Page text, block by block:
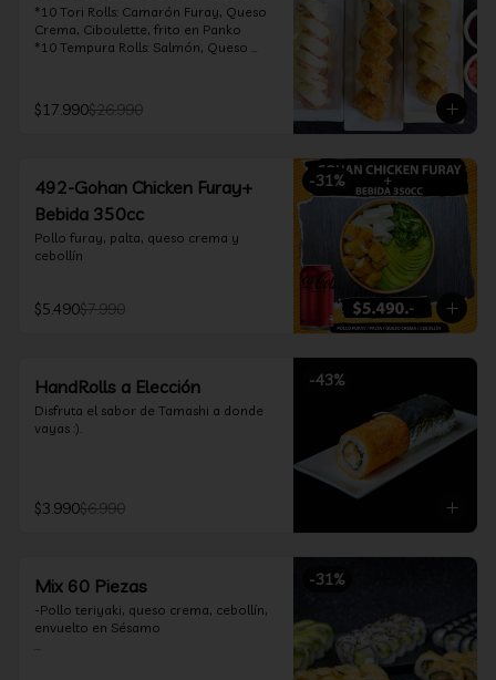
*10 Tori Rolls: Camarón Furay, Queso
Crema, Ciboulette, frito en Panko
*10 Tempura Rolls: Salmón, Queso
furay, queso crema y cebollín, envuelto
en salmón y bañado en salsa
$17.990$26.990
-31%
492-Gohan Chicken Furay+
Bebida 350cc
Pollo furay, palta, queso crema y
cebollín
$5.490$7.990
-43%
HandRolls a Elección
Disfruta el sabor de Tamashi a donde
vayas :).
$3.990$6.990
-31%
Mix 60 Piezas
-Pollo teriyaki, queso crema, cebollín,
envuelto en Sésamo